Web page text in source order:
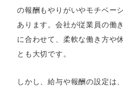
の報酬もやりがいやモチベー
あります。会社が従業員の働
に合わせて、柔軟な働き方や
とも大切です。
しかし、給与や報酬の設定は